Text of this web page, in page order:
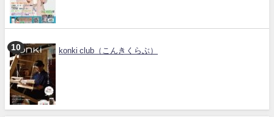
konki club（こんきくらぶ）